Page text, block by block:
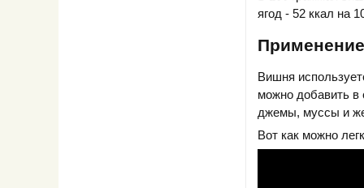
ягод - 52 ккал на
Вишня
можно добавить в
джемы, муссы и
Вот как можно